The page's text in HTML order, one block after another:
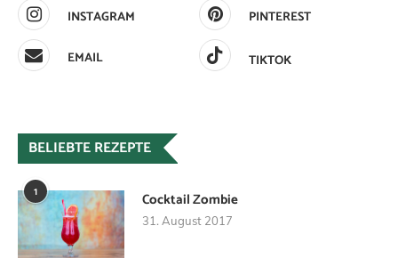
INSTAGRAM
PINTEREST
EMAIL
TIKTOK
BELIEBTE REZEPTE
1 Cocktail Zombie
31. August 2017